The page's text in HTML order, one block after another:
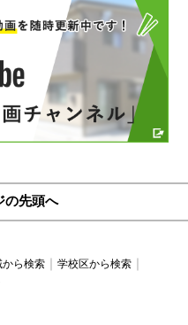
の先頭へ
から検索
学校区から検索